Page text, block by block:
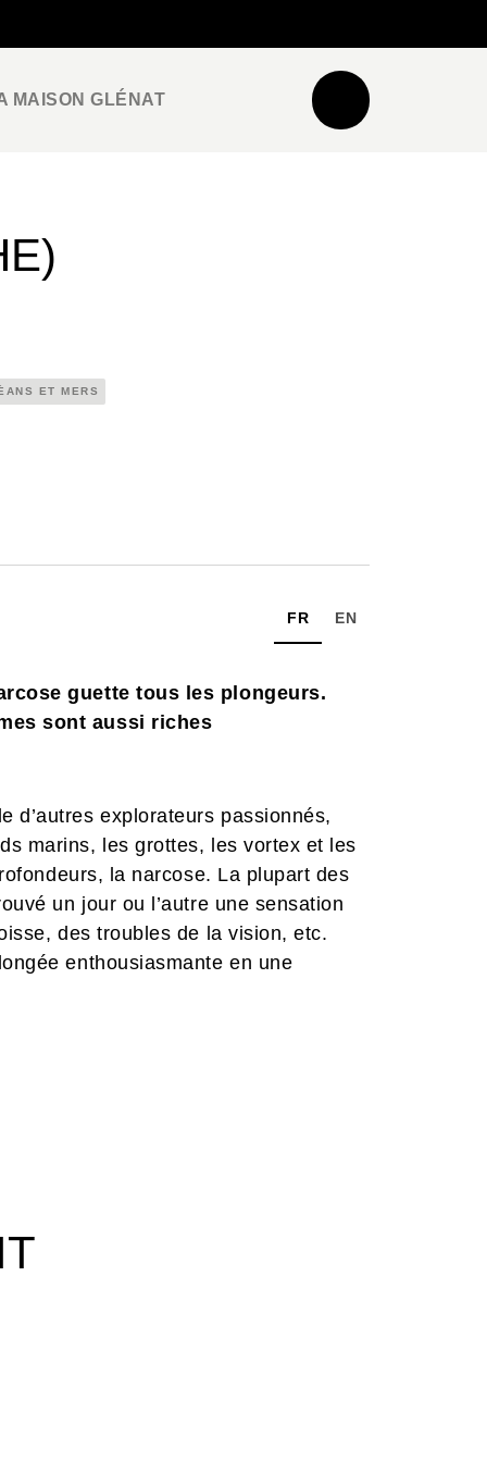
MAISON GLÉNAT
ET MERS
FR EN
guette tous les plongeurs.
sont aussi riches
d’autres explorateurs passionnés,
marins, les grottes, les vortex et les
la narcose. La plupart des
un jour ou l’autre une sensation
des troubles de la vision, etc.
enthousiasmante en une